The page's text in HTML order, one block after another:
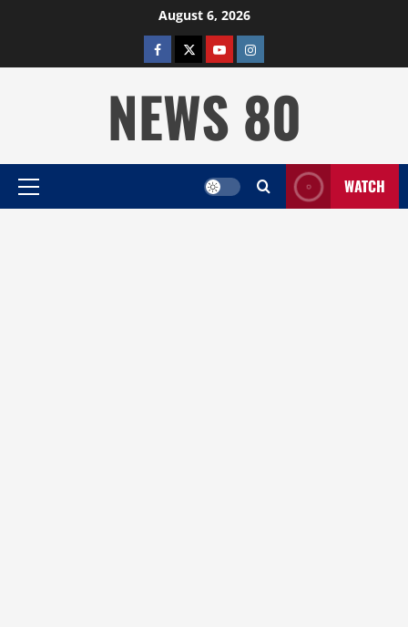
August 6, 2026
facebooktwitterYOUTUBE
instagram
NEWS 80
Primary
WATCH